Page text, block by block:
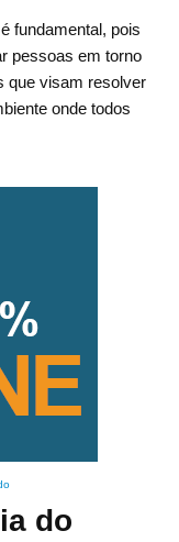
fundamental, pois
pessoas em torno
que visam resolver
onde todos
do